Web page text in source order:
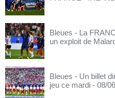
Bleues - La
un exploit de
Bleues - Un billet
jeu ce mardi - 08/